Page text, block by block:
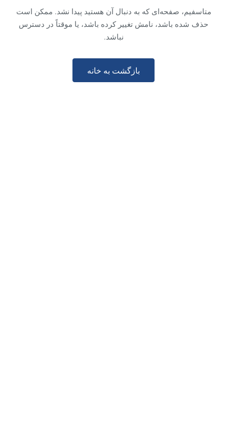
متاسفیم، صفحه‌ای که به دنبال آن هستید پیدا نشد. ممکن است
حذف شده باشد، نامش تغییر کرده باشد، یا موقتاً در دسترس
نباشد.
بازگشت به خانه